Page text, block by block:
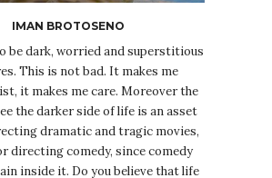
IMAN BROTOSENO
be dark, worried and superstitious
This is not bad. It makes me
it makes me care. Moreover the
the darker side of life is an asset
dramatic and tragic movies,
directing comedy, since comedy
inside it. Do you believe that life